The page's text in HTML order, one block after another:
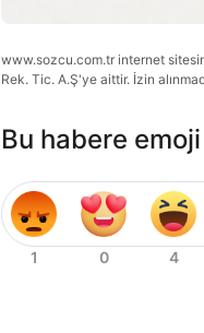
www.sozcu.com.tr internet
Rek. Tic. A.Ş'ye aittir. İzin
Bu habere